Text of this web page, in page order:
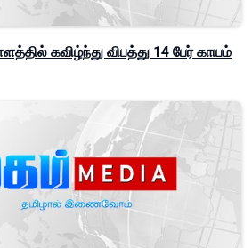
கவிழ்ந்து விபத்து 14 பேர் காயம்